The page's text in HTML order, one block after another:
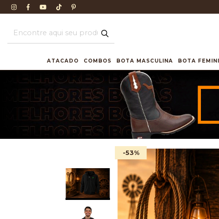
ATACADO COMBOS BOTA MASCULINA BOTA
-53%